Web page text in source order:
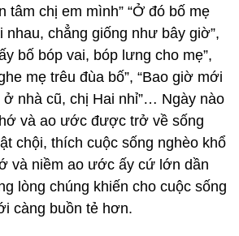
tâm chị em mình” “Ở đó bố mẹ
nhau, chẳng giống như bây giờ”,
bố bóp vai, bóp lưng cho mẹ”,
mẹ trêu đùa bố”, “Bao giờ mới
nhà cũ, chị Hai nhỉ”… Ngày nào
và ao ước được trở về sống
chội, thích cuộc sống nghèo khổ
và niềm ao ước ấy cứ lớn dần
lòng chúng khiến cho cuộc sống
càng buồn tẻ hơn.